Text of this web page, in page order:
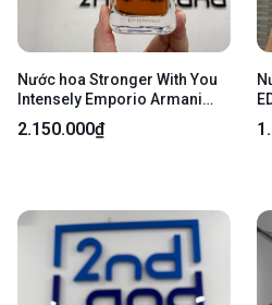
Nước hoa Stronger With You
Intensely Emporio Armani
Giorgio Armani - EDP - 100 ml
- TesTer - Kèm Box
2.150.000₫